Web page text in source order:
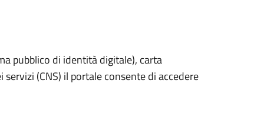
pubblico di identità digitale), carta
(CNS) il portale consente di accedere